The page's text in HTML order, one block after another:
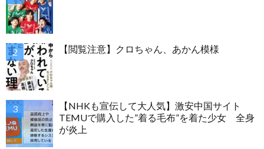
【閲覧注意】クロちゃん、あかん模様
【NHKも宣伝して大人気】激安中国サイト
TEMUで購入した”着る毛布”を着た少女 全身
が炎上